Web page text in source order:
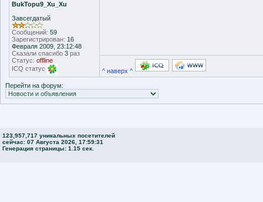
BukTopu9_Xu_Xu
Завсегдатый
Сообщений: 59
Зарегистрирован: 16
Февраля 2009, 23:12:48
Сказали спасибо 3 раз
Статус: offline
ICQ статус
^ наверх ^
Перейти на форум:
123,957,717 уникальных посетителей
сейчас: 07 Августа 2026, 17:59:31
Генерация страницы: 1.15 сек.